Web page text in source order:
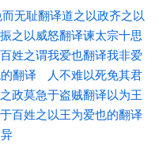
无耻翻译道之以政齐之以
之以威怒翻译谏太宗十思
姓之谓我爱也翻译我非爱
翻译
人不难以死免其君
政莫急于盗贼翻译以为王
百姓之以王为爱也的翻译